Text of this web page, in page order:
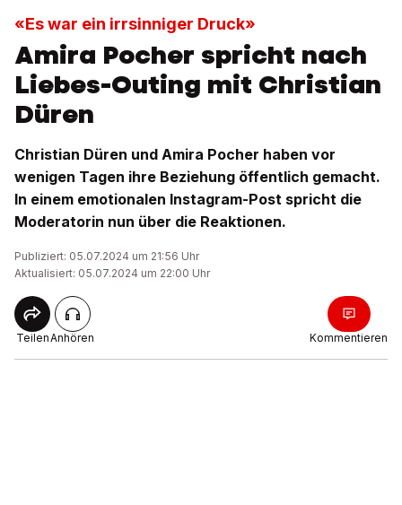
«Es war ein irrsinniger Druck»
Amira Pocher spricht nach
Liebes-Outing mit Christian
Düren
Christian Düren und Amira Pocher haben vor
wenigen Tagen ihre Beziehung öffentlich gemacht.
In einem emotionalen Instagram-Post spricht die
Moderatorin nun über die Reaktionen.
Publiziert: 05.07.2024 um 21:56 Uhr
Aktualisiert: 05.07.2024 um 22:00 Uhr
TeilenAnhören Kommentieren